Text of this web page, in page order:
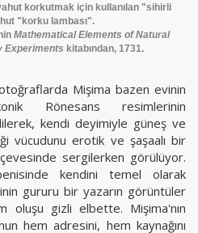
korkutmak için kullanılan "sihirli
"korku lambası".
Mathematical Elements of Natural
Experiments kitabından, 1731.
Mişima bazen evinin
Rönesans resimlerinin
kendi deyimiyle güneş ve
vücudunu erotik ve şaşaalı bir
sergilerken görülüyor.
kendini temel olarak
gururu bir yazarın görüntüler
oluşu gizli elbette. Mişima'nın
hem adresini, hem kaynağını